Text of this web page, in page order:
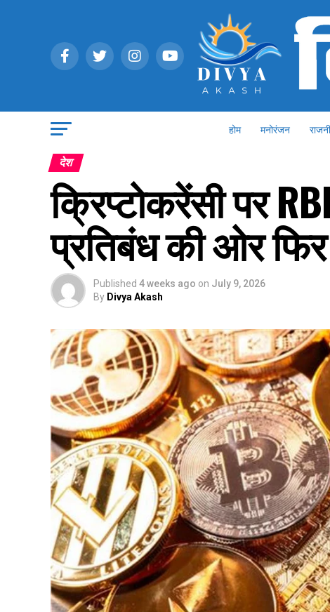
होम मनोरंजन
देश
क्रिप्टोकरेंसी पर
प्रतिबंध की ओर
Published 4 weeks ago on July 9, 2026
By Divya Akash